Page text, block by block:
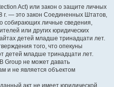
Act) или закон о защите личных
г. — это закон Соединенных Штатов,
собирающих личные сведения,
или других юридических
детей младше тринадцати лет.
того, что опекуны
детей младше тринадцати лет.
Group не может давать
и не является объектом
акт не имеет юридической